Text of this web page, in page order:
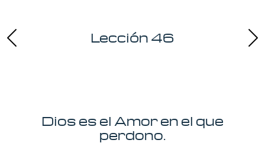
Lección 46
Dios es el Amor en el que
perdono.